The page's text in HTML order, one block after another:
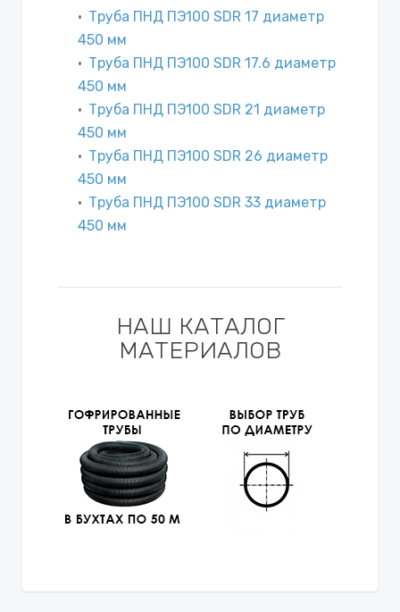
Труба ПНД ПЭ100 SDR 17 диаметр
450 мм
Труба ПНД ПЭ100 SDR 17.6 диаметр
450 мм
Труба ПНД ПЭ100 SDR 21 диаметр
450 мм
Труба ПНД ПЭ100 SDR 26 диаметр
450 мм
Труба ПНД ПЭ100 SDR 33 диаметр
450 мм
НАШ КАТАЛОГ
МАТЕРИАЛОВ